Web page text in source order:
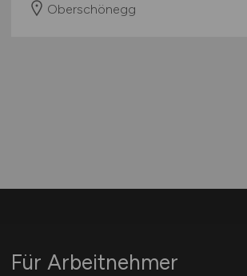
Oberschönegg
Für Arbeitnehmer